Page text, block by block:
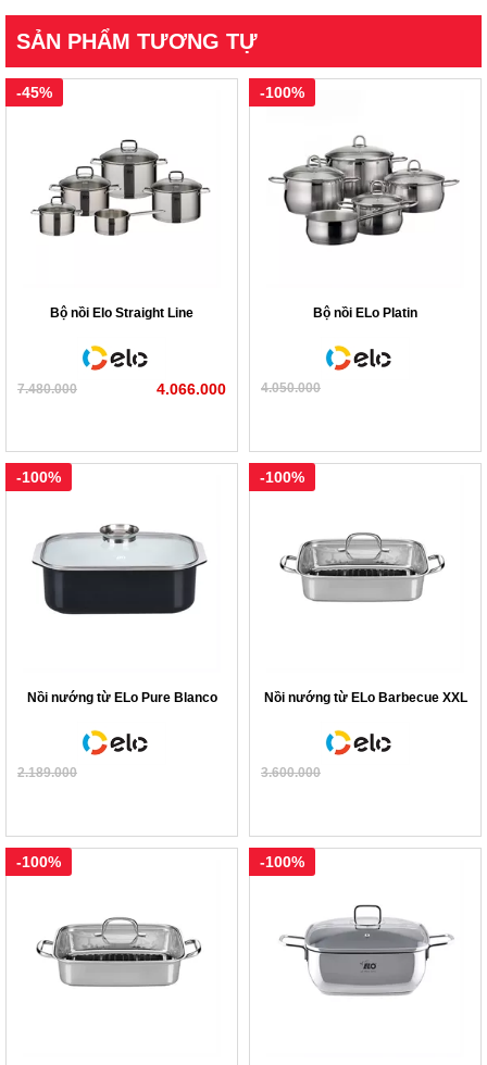
SẢN PHẨM TƯƠNG TỰ
Bộ nồi Elo Straight Line
7.480.000
-45%
4.066.000
Bộ nồi ELo Platin
4.050.000
-100%
Nồi nướng từ ELo Pure Blanco
2.189.000
-100%
Nồi nướng từ ELo Barbecue XXL
3.600.000
-100%
-100% -100%